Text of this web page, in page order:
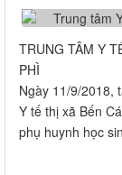
TRUNG TÂM Y
PHÌ
Ngày 11/9/2018,
Y tế thị xã Bến
phụ huynh học